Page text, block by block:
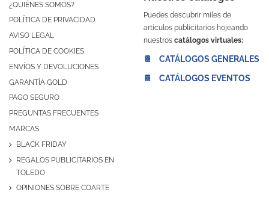
¿QUIÉNES SOMOS?
POLÍTICA DE PRIVACIDAD
AVISO LEGAL
POLÍTICA DE COOKIES
ENVÍOS Y DEVOLUCIONES
GARANTÍA GOLD
PAGO SEGURO
PREGUNTAS FRECUENTES
MARCAS
BLACK FRIDAY
REGALOS PUBLICITARIOS EN
TOLEDO
OPINIONES SOBRE COARTE
Puedes descubrir miles de
artículos publicitarios hojeando
nuestros catálogos virtuales:
📔 CATÁLOGOS GENERALES
📔 CATÁLOGOS EVENTOS